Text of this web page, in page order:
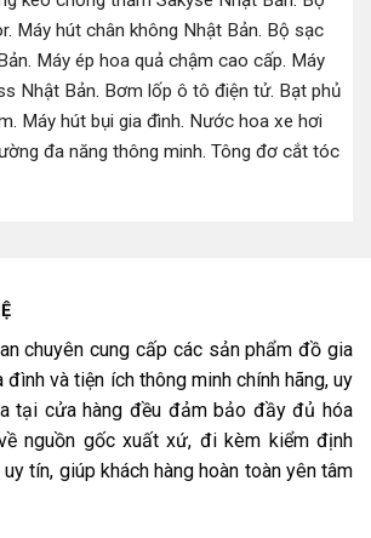
. Máy hút chân không Nhật Bản. Bộ sạc
. Máy ép hoa quả chậm cao cấp. Máy
Nhật Bản. Bơm lốp ô tô điện tử. Bạt phủ
. Máy hút bụi gia đình. Nước hoa xe hơi
đa năng thông minh. Tông đơ cắt tóc
chuyên cung cấp các sản phẩm đồ gia
và tiện ích thông minh chính hãng, uy
tại cửa hàng đều đảm bảo đầy đủ hóa
nguồn gốc xuất xứ, đi kèm kiểm định
tín, giúp khách hàng hoàn toàn yên tâm